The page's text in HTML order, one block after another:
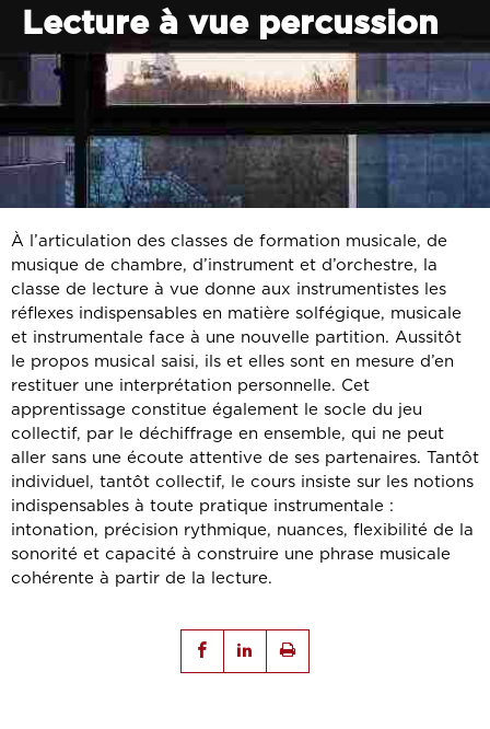
Lecture à vue percussion
À l’articulation des classes de formation musicale, de
musique de chambre, d’instrument et d’orchestre, la
classe de lecture à vue donne aux instrumentistes les
réflexes indispensables en matière solfégique, musicale
et instrumentale face à une nouvelle partition. Aussitôt
le propos musical saisi, ils et elles sont en mesure d’en
restituer une interprétation personnelle. Cet
apprentissage constitue également le socle du jeu
collectif, par le déchiffrage en ensemble, qui ne peut
aller sans une écoute attentive de ses partenaires. Tantôt
individuel, tantôt collectif, le cours insiste sur les notions
indispensables à toute pratique instrumentale :
intonation, précision rythmique, nuances, flexibilité de la
sonorité et capacité à construire une phrase musicale
cohérente à partir de la lecture.